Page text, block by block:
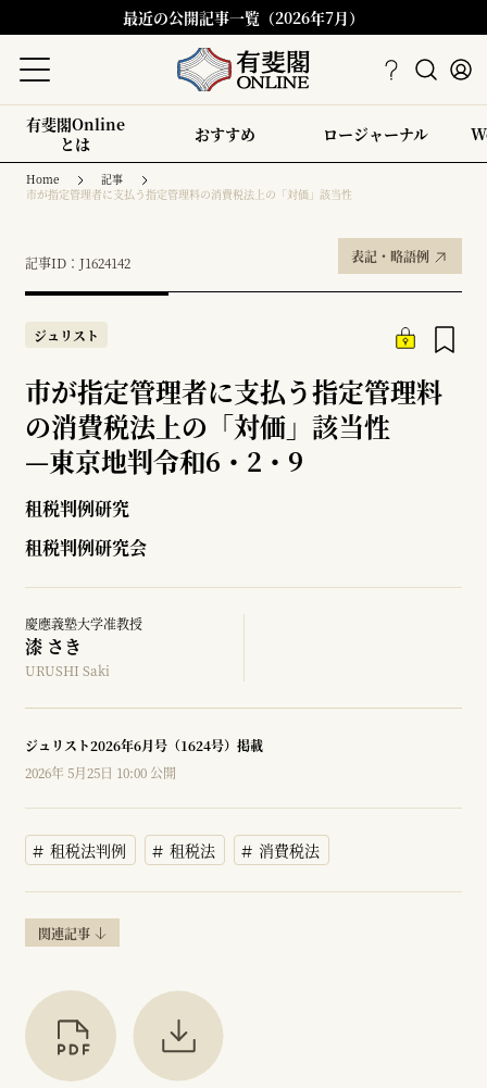
最近の公開記事一覧（2026年7月）
有斐閣Online
とは
おすすめ ロージャーナル
Home
記事
市が指定管理者に支払う指定管理料の消費税法上の「対価」該当性
記事ID：J1624142 表記・略語例
ジュリスト
市が指定管理者に支払う指定管理料
の消費税法上の「対価」該当性
—東京地判令和6・2・9
租税判例研究
租税判例研究会
慶應義塾大学准教授
漆 さき
URUSHI Saki
ジュリスト2026年6月号（1624号）掲載
2026年 5月25日 10:00 公開
租税法判例 租税法 消費税法
関連記事